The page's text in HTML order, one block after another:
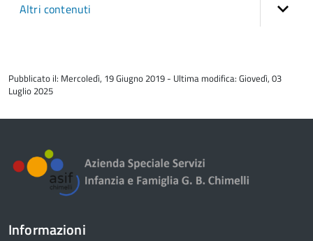
Altri contenuti
del
contenuto
Pubblicato il: Mercoledì, 19 Giugno 2019 - Ultima modifica: Giovedì, 03
Luglio 2025
Informazioni